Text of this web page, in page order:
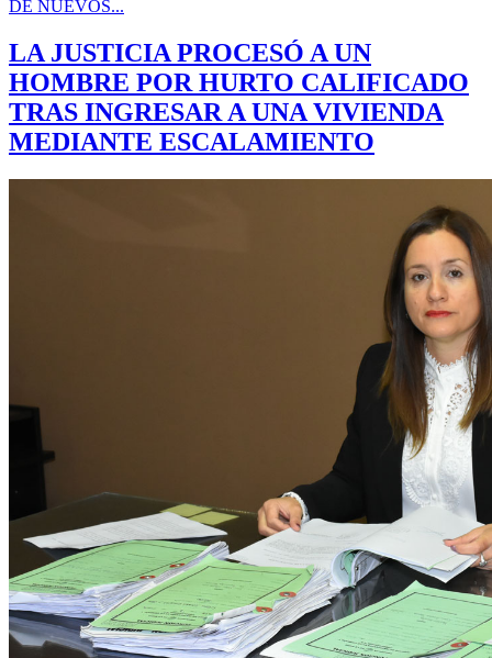
DE NUEVOS...
LA JUSTICIA PROCESÓ A UN
HOMBRE POR HURTO CALIFICADO
TRAS INGRESAR A UNA VIVIENDA
MEDIANTE ESCALAMIENTO